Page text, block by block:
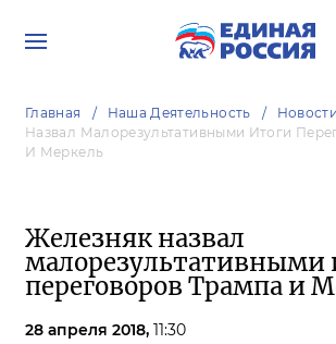
Главная Наша Деятельность Новости
Назвал Малорезультативными Итоги
И Меркель
Железняк назвал
малорезультативными
переговоров Трампа и
28 апреля 2018, 11:30